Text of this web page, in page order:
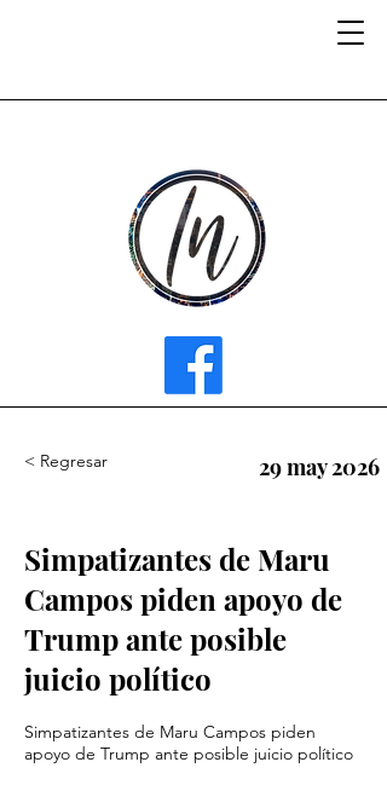
< Regresar 29 may 2026
Simpatizantes de Maru
Campos piden apoyo de
Trump ante posible
juicio político
Simpatizantes de Maru Campos piden
apoyo de Trump ante posible juicio político